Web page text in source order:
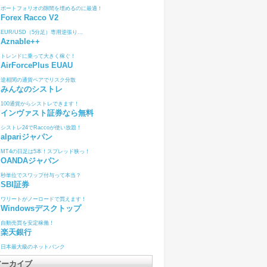
ポートフォリオの隙間を埋めるのに最適！
Forex Racco V2
EUR/USD（5分足）専用逆張り...
Aznable++
トレンドに乗って大きく稼ぐ！
AirForcePlus EUAU
逆相関の通貨ペアでリスク分散
みんなのシストレ
100通貨からシストレできます！
インヴァスト証券なら無料
シストレ24でRaccoが使い放題！
alpariジャパン
MT4の日足は5本！スプレッド狭っ！
OANDAジャパン
秒単位でスワップ付与って本当？
SBI証券
ワリートがノーロードで買えます！
Windowsデスクトップ
自動売買を安定稼働！
楽天銀行
日本最大級のネットバンク
カイブ